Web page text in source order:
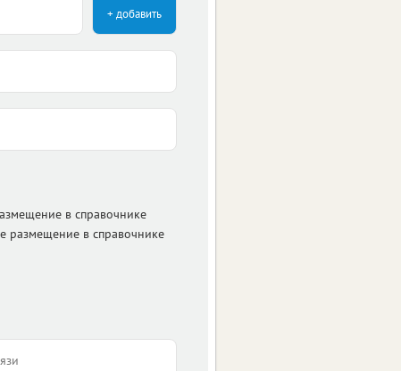
+ добавить
в справочнике
размещение в справочнике